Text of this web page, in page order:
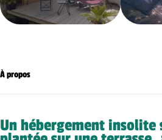
À propos
Un hébergement insolite